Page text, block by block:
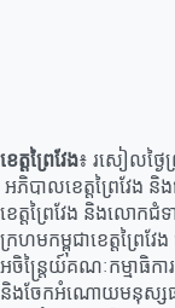
ខេត្ដព្រៃវែង៖ រសៀលថ្ងៃ​
អភិបាលខេត្តព្រៃវែង​ និ
ខេត្តព្រៃវែង​ និងលោកជំ
ក្រហមកម្ពុជាខេត្តព្រៃ
អចិន្ត្រៃយ៍គណៈកម្មាធិក
និងចែកអំណោយមនុស្សធ